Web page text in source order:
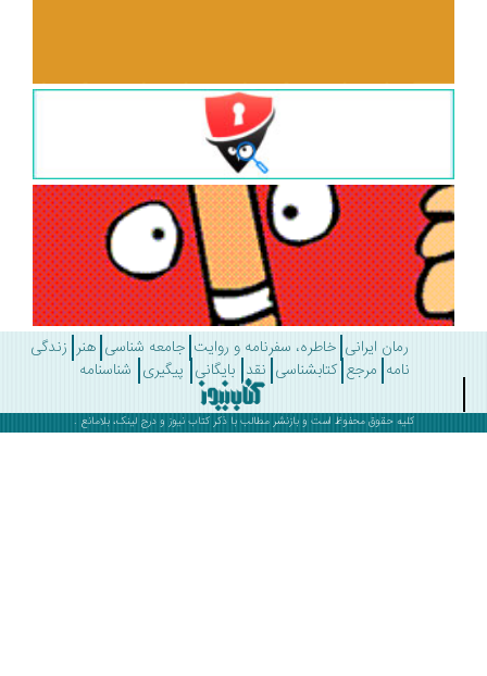
رمان ایرانی خاطره، سفرنامه و روایت جامعه شناسی هنر زندگی
مرجع کتابشناسی نقد بایگانی پیگیری شناسنامه
کلیه حقوق محفوظ است و بازنشر مطالب با ذکرکتاب نیوز و درج لینک، بلامانع .